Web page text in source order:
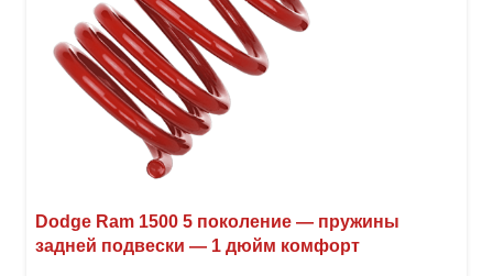
Dodge Ram 1500 5 поколение — пружины
задней подвески — 1 дюйм комфорт